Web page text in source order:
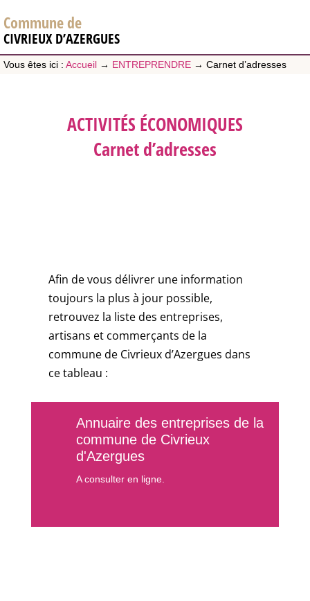
Commune de
CIVRIEUX D’AZERGUES
Vous êtes ici : Accueil → ENTREPRENDRE → Carnet d’adresses
ACTIVITÉS ÉCONOMIQUES
Carnet d’adresses
Afin de vous délivrer une information
toujours la plus à jour possible,
retrouvez la liste des entreprises,
artisans et commerçants de la
commune de Civrieux d’Azergues dans
ce tableau :
Annuaire des entreprises de la
commune de Civrieux
d'Azergues
A consulter en ligne.